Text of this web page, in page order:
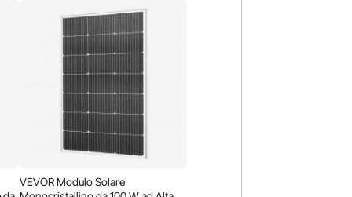
VEVOR Modulo Solare